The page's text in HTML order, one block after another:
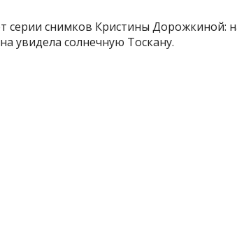
серии снимков Кристины Дорожкиной:
увидела солнечную Тоскану.